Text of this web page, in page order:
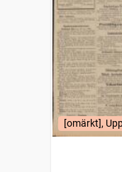
[omärkt],